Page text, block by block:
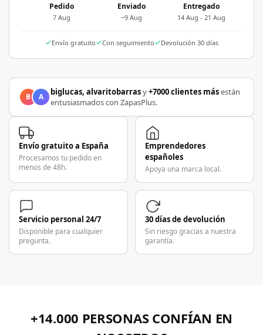
Pedido
7 Aug
Enviado
~9 Aug
Entregado
14 Aug - 21 Aug
Envío gratuito Con seguimiento Devolución 30 días
B A biglucas, alvaritobarrasy+7000 clientes másestán
entusiasmados con ZapasPlus.
Envío gratuito a España
Procesamos tu pedido en
menos de 48h.
Emprendedores
españoles
Apoya una marca local.
Servicio personal 24/7
Disponible para cualquier
pregunta.
30 días de devolución
Sin riesgo gracias a nuestra
garantía.
+14.000 PERSONAS CONFÍAN EN